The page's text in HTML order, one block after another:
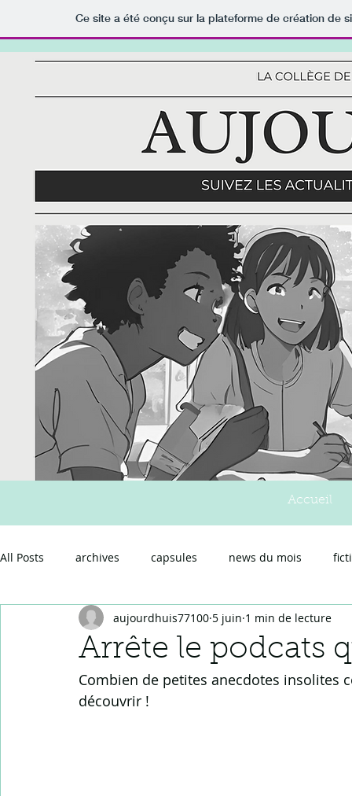
Ce site a été conçu sur la plateforme de création de
Accueil
All Posts archives capsules news du mois
Arrête le podcats
aujourdhuis77100 5 juin 1 min de lecture
Combien de petites anecdotes insolites
découvrir !